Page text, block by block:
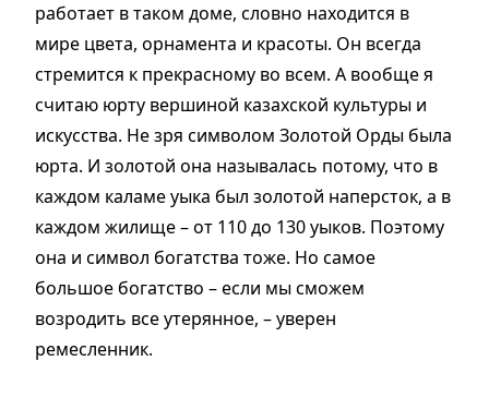
работает в таком доме, словно находится в
мире цвета, орнамента и красоты. Он всегда
стремится к прекрасному во всем. А вообще я
считаю юрту вершиной казахской культуры и
искусства. Не зря символом Золотой Орды была
юрта. И золотой она называлась потому, что в
каждом каламе уыка был золотой наперсток, а в
каждом жилище – от 110 до 130 уыков. Поэтому
она и символ богатства тоже. Но самое
большое богатство – если мы сможем
возродить все утерянное, – уверен
ремесленник.